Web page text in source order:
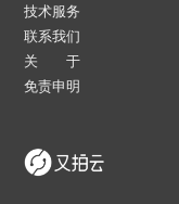
技术服务
联系我们
关 于
免责申明